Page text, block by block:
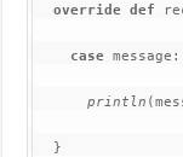
override def
case
println
  }